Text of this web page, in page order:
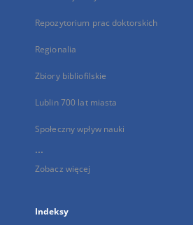
Repozytorium prac doktorskich
Regionalia
Zbiory bibliofilskie
Lublin 700 lat miasta
Społeczny wpływ nauki
...
Zobacz więcej
Indeksy